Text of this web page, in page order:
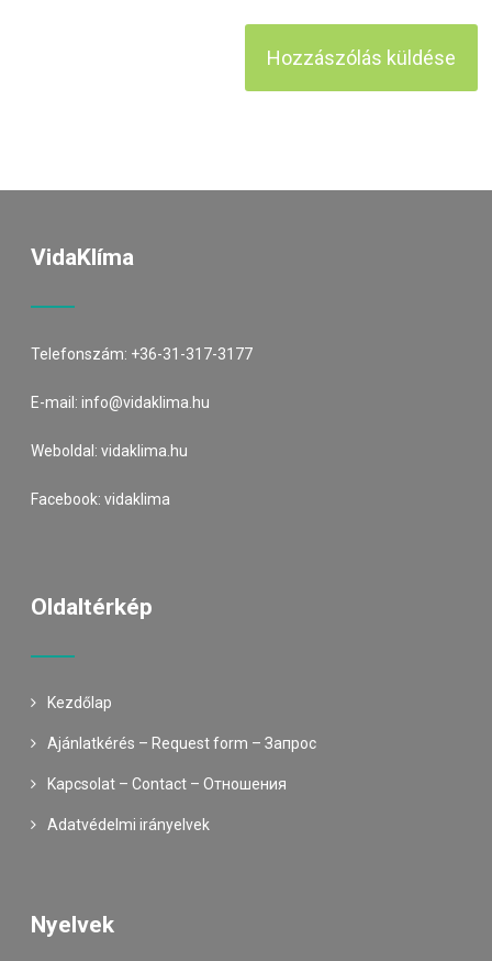
VidaKlíma
Telefonszám: +36-31-317-3177
E-mail:info@vidaklima.hu
Weboldal:vidaklima.hu
Facebook:vidaklima
Oldaltérkép
Kezdőlap
Ajánlatkérés – Request form – Запрос
Kapcsolat – Contact – Oтношения
Adatvédelmi irányelvek
Nyelvek